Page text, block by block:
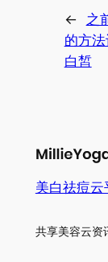
← 之
的方
白皙
美白祛痘云
共享美容云资